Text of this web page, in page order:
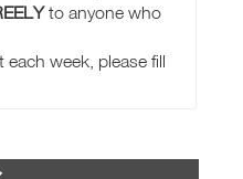
to anyone who
each week, please fill